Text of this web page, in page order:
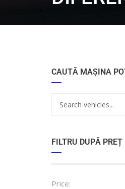
CAUTĂ MAȘINA
FILTRU DUPĂ PREȚ
Price: